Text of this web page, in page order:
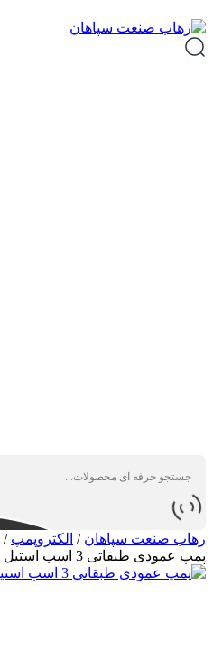
رهاب صنعت سپاهان / الکتروپمپ /
پمپ عمودی طبقاتی 3 اسب استیل پدرولو MK5/8